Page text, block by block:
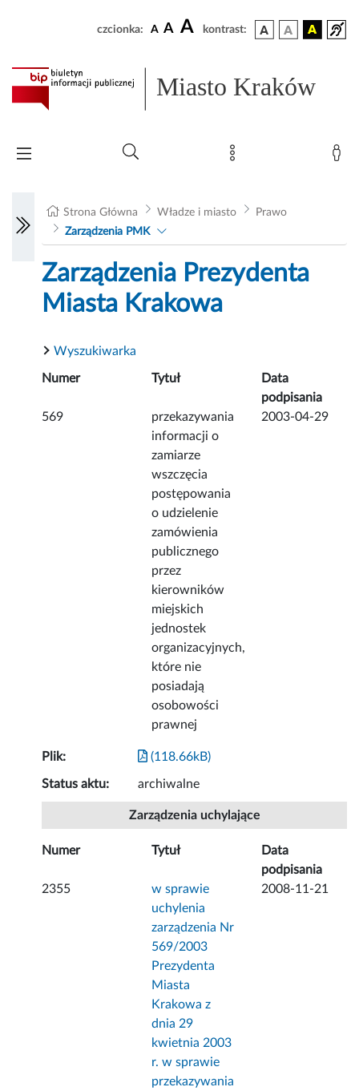
czcionka: A A A kontrast:
Miasto Kraków
Strona Główna Władze i miasto
Prawo
Zarządzenia PMK
Zarządzenia Prezydenta
Miasta Krakowa
Wyszukiwarka
Numer Tytuł
Data
podpisania
569
przekazywania
informacji o
zamiarze
wszczęcia
postępowania
o udzielenie
zamówienia
publicznego
przez
kierowników
miejskich
jednostek
organizacyjnych,
które nie
posiadają
osobowości
prawnej
2003-04-29
Plik: (118.66kB)
Status aktu: archiwalne
Zarządzenia uchylające
Numer Tytuł
Data
podpisania
2355
w sprawie
uchylenia
zarządzenia Nr
569/2003
Prezydenta
Miasta
Krakowa z
dnia 29
kwietnia 2003
r. w sprawie
przekazywania
2008-11-21